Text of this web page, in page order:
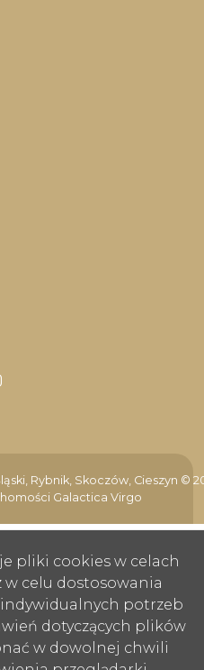
Rybnik, Skoczów, Cieszyn ©
Galactica Virgo
pliki cookies w celach
w celu dostosowania
potrzeb
dotyczących plików
w dowolnej chwili